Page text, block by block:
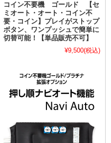
コイン不要機 ゴールド 【セ
ミオート・オート・コイン不
要・コイン】プレイがストップ
ボタン、ワンプッシュで簡単に
切替可能！【単品販売不可】
¥9,500(税込)